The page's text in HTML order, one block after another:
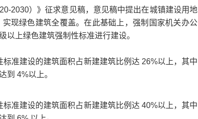
2030）》征求意见稿，意见稿中提出在城镇建设用地
现绿色建筑全覆盖。在此基础上，强制国家机关办公
以上绿色建筑强制性标准进行建设。
准建设的建筑面积占新建建筑比例达 26%以上，其中
到 4%以上。
准建设的建筑面积占新建建筑比例达 40%以上，其中